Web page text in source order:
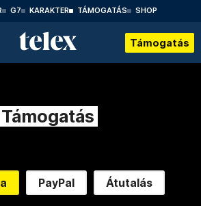
G7 KARAKTER TÁMOGATÁS SHOP
Támogatás
Támogatás
PayPal Átutalás